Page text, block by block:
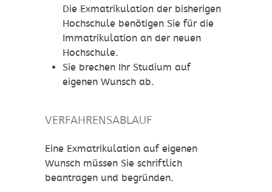
Die Exmatrikulation der bisherigen
Hochschule benötigen Sie für die
Immatrikulation an der neuen
Hochschule.
Sie brechen Ihr Studium auf
eigenen Wunsch ab.
VERFAHRENSABLAUF
Eine Exmatrikulation auf eigenen
Wunsch müssen Sie schriftlich
beantragen und begründen.